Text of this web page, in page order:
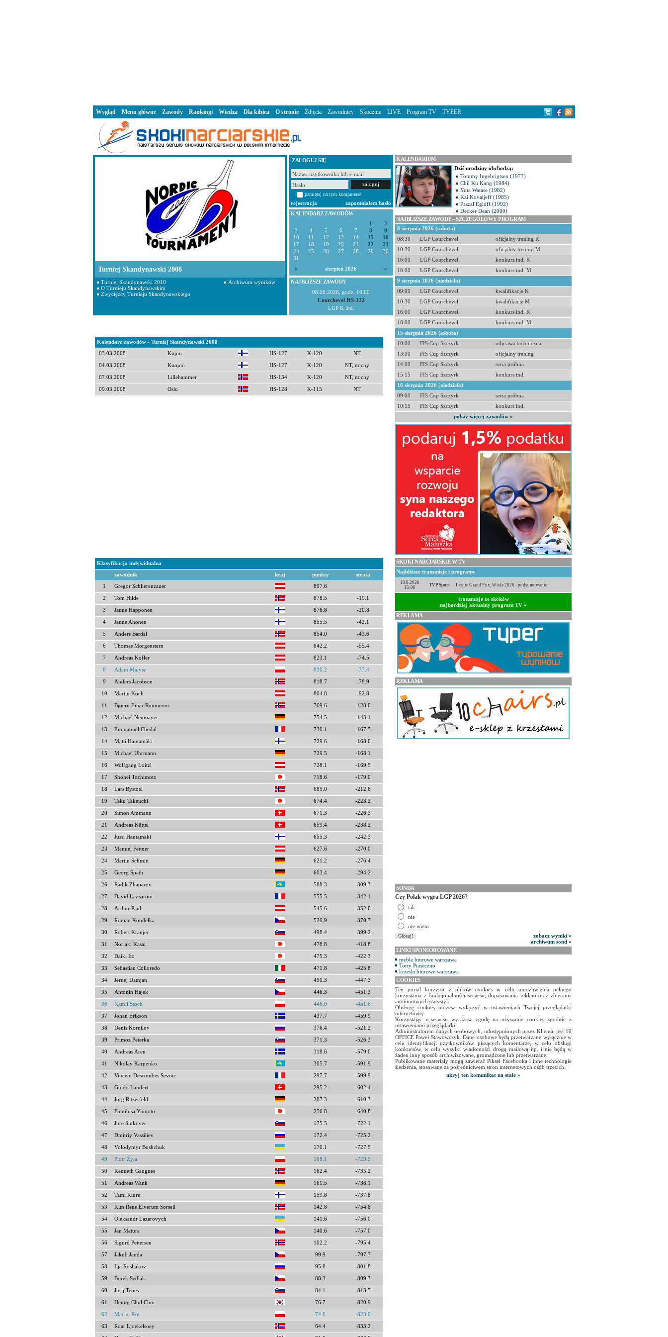
ZALOGUJ SIĘ
pamiętaj na tym komputerze
rejestracja
zapomniałem hasło
KALENDARZ ZAWODÓW
1
2
3
4 5 6 7 8
9
10
11 12 13 14 15
16
17
18 19 20 21 22
23
24
25 26 27 28 29
30
31
«
sierpień 2026 »
NAJBLIŻSZE ZAWODY
08.08.2026, godz. 16:00
Courchevel HS-132
LGP K ind.
Kalendarz zawodów - Turniej Skandynawski 2008
03.03.2008 Kupio HS-127 K-120 NT
04.03.2008 Kuopio HS-127 K-120 NT, nocny
07.03.2008 Lillehammer HS-134 K-120 NT, nocny
09.03.2008 Oslo HS-128 K-115 NT
Klasyfikacja indywidualna
zawodnik kraj punkty strata
1 Gregor Schlierenzauer 897.6
2 Tom Hilde 878.5 -19.1
3 Janne Happonen 876.8 -20.8
4 Janne Ahonen 855.5 -42.1
5 Anders Bardal 854.0 -43.6
6 Thomas Morgenstern 842.2 -55.4
7 Andreas Kofler 823.1 -74.5
8 Adam Małysz 820.2 -77.4
9 Anders Jacobsen 818.7 -78.9
10 Martin Koch 804.8 -92.8
11 Bjoern Einar Romoeren 769.6 -128.0
12 Michael Neumayer 754.5 -143.1
13 Emmanuel Chedal 730.1 -167.5
14 Matti Hautamäki 729.6 -168.0
15 Michael Uhrmann 729.5 -168.1
16 Wolfgang Loitzl 728.1 -169.5
17 Shohei Tochimoto 718.6 -179.0
18 Lars Bystoel 685.0 -212.6
19 Taku Takeuchi 674.4 -223.2
20 Simon Ammann 671.3 -226.3
21 Andreas Küttel 659.4 -238.2
22 Jussi Hautamäki 655.3 -242.3
23 Manuel Fettner 627.6 -270.0
24 Martin Schmitt 621.2 -276.4
25 Georg Späth 603.4 -294.2
26 Radik Zhaparov 588.3 -309.3
27 David Lazzaroni 555.5 -342.1
28 Arthur Pauli 545.6 -352.0
29 Roman Koudelka 526.9 -370.7
30 Robert Kranjec 498.4 -399.2
31 Noriaki Kasai 478.8 -418.8
32 Daiki Ito 475.3 -422.3
33 Sebastian Colloredo 471.8 -425.8
34 Jernej Damjan 450.3 -447.3
35 Antonin Hajek 446.3 -451.3
36 Kamil Stoch 446.0 -451.6
37 Johan Erikson 437.7 -459.9
38 Denis Kornilov 376.4 -521.2
39 Primoz Peterka 371.3 -526.3
40 Andreas Aren 318.6 -579.0
41 Nikolay Karpenko 305.7 -591.9
42 Vincent Descombes Sevoie 297.7 -599.9
43 Guido Landert 295.2 -602.4
44 Jörg Ritzerfeld 287.3 -610.3
45 Fumihisa Yumoto 256.8 -640.8
46 Jure Sinkovec 175.5 -722.1
47 Dmitriy Vassiliev 172.4 -725.2
48 Volodymyr Boshchuk 170.1 -727.5
49 Piotr Żyła 168.1 -729.5
50 Kenneth Gangnes 162.4 -735.2
51 Andreas Wank 161.5 -736.1
52 Tami Kiuru 159.8 -737.8
53 Kim Rene Elverum Sorsell 142.8 -754.8
54 Oleksandr Lazarovych 141.6 -756.0
55 Jan Matura 140.6 -757.0
56 Sigurd Pettersen 102.2 -795.4
57 Jakub Janda 99.9 -797.7
58 Ilja Rosliakov 95.8 -801.8
59 Borek Sedlak 88.3 -809.3
60 Jurij Tepes 84.1 -813.5
61 Heung Chul Choi 76.7 -820.9
62 Maciej Kot 74.6 -823.0
63 Roar Ljoekelsoey 64.4 -833.2
Turniej Skandynawski 2008
Turniej Skandynawski 2010
Archiwum wyników
O Turnieju Skandynawskim
Zwycięzcy Turnieju Skandynawskiego
KALENDARIUM
Dziś urodziny obchodzą:
Tommy Ingebrigtsen (1977)
Chil Ku Kang (1984)
Yuta Watase (1982)
Kai Kovaljeff (1985)
Pascal Egloff (1992)
Decker Dean (2000)
NAJBLIŻSZE ZAWODY - SZCZEGÓŁOWY PROGRAM
8 sierpnia 2026 (sobota)
08:30
LGP Courchevel
oficjalny trening K
10:30
LGP Courchevel
oficjalny trening M
16:00
LGP Courchevel
konkurs ind. K
18:00
LGP Courchevel
konkurs ind. M
9 sierpnia 2026 (niedziela)
09:00
LGP Courchevel
kwalifikacje K
10:30
LGP Courchevel
kwalifikacje M
16:00
LGP Courchevel
konkurs ind. K
18:00
LGP Courchevel
konkurs ind. M
15 sierpnia 2026 (sobota)
10:00
FIS Cup Szczyrk
odprawa techniczna
13:00
FIS Cup Szczyrk
oficjalny trening
14:00
FIS Cup Szczyrk
seria próbna
15:15
FIS Cup Szczyrk
konkurs ind.
16 sierpnia 2026 (niedziela)
09:00
FIS Cup Szczyrk
seria próbna
10:15
FIS Cup Szczyrk
konkurs ind.
pokaż więcej zawodów »
SKOKI NARCIARSKIE W TV
Najbliższe transmisje i programy
13.8.2026
15:00
TVP Sport Letnie Grand Prix, Wisła 2026 - podsumowanie
transmisje ze skoków
najbardziej aktualny program TV »
REKLAMA
REKLAMA
SONDA
Czy Polak wygra LGP 2026?
tak
nie
nie wiem
zobacz wyniki »
archiwum sond »
LINKI SPONSOROWANE
meble biurowe warszawa
Torty Piaseczno
krzesła biurowe warszawa
COOKIES
Ten portal korzysta z plików cookies w celu umożliwienia pełnego
korzystania z funkcjonalności serwisu, dopasowania reklam oraz zbierania
anonimowych statystyk.
Obsługę cookies możesz wyłączyć w ustawieniach Twojej przeglądarki
internetowej.
Korzystając z serwisu wyrażasz zgodę na używanie cookies zgodnie z
ustawieniami przeglądarki.
Administratorem danych osobowych, udostępnionych przez Klienta, jest 10
OFFICE Paweł Stawowczyk. Dane osobowe będą przetwarzane wyłącznie w
celu identyfikacji użytkowników piszących komentarze, w celu obsługi
konkursów, w celu wysyłki wiadomości drogą mailową itp. i nie będą w
żaden inny sposób archiwizowane, gromadzone lub przetwarzane.
Publikowane materiały mogą zawierać Piksel Facebooka i inne technologie
śledzenia, stosowane za pośrednictwem stron internetowych osób trzecich.
ukryj ten komunikat na stałe »
Wygląd Menu główne Zawody Rankingi Wiedza Dla kibica O stronie Zdjęcia Zawodnicy Skocznie LIVE Program TV TYPER